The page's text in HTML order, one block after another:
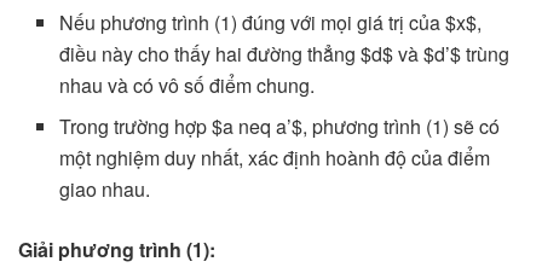
Nếu phương trình (1) đúng với mọi giá trị của $x$,
điều này cho thấy hai đường thẳng $d$ và $d’$ trùng
nhau và có vô số điểm chung.
Trong trường hợp $a neq a’$, phương trình (1) sẽ có
một nghiệm duy nhất, xác định hoành độ của điểm
giao nhau.
Giải phương trình (1):